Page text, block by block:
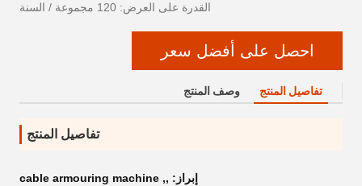
القدرة على العرض: 120 مجموعة / السنة
احصل على أفضل سعر
تفاصيل المنتج وصف المنتج
تفاصيل المنتج
إبراز: ,
,
cable armouring machine